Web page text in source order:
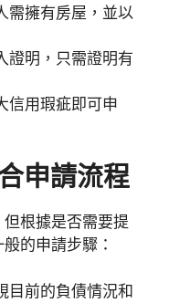
需擁有房屋，並以
證明，只需證明有
信用瑕疵即可申
申請流程
根據是否需要提
的申請步驟：
目前的負債情況和